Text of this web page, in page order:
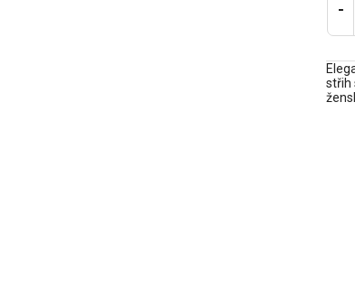
střih